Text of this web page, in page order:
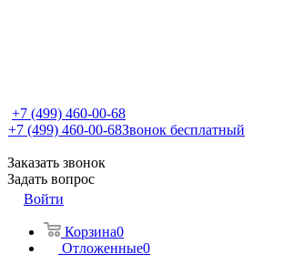
+7 (499) 460-00-68
+7 (499) 460-00-68Звонок бесплатный
Заказать звонок
Задать вопрос
Войти
Корзина0
Отложенные0